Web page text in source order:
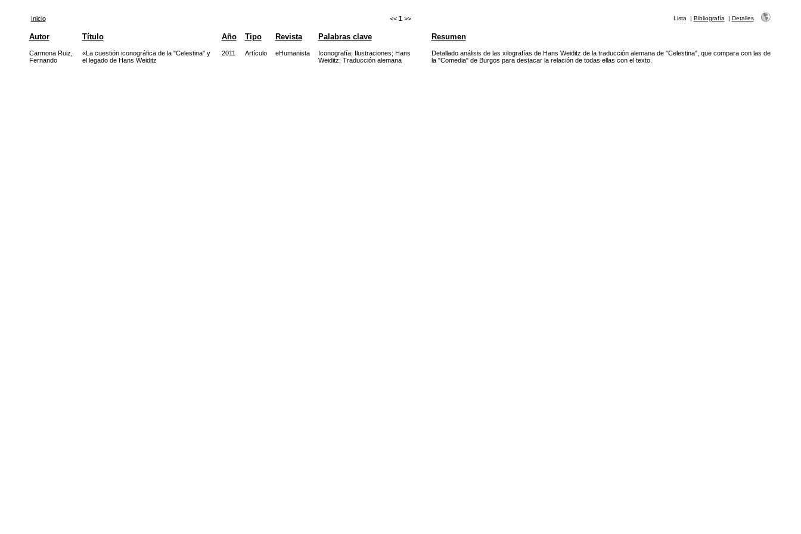
Inicio << 1 >> Lista | Bibliografía | Detalles
Autor Título Año Tipo Revista Palabras clave Resumen
Carmona Ruiz,
Fernando
«La cuestión iconográfica de la "Celestina" y
el legado de Hans Weiditz
2011 Artículo eHumanista Iconografía; Ilustraciones; Hans
Weiditz; Traducción alemana
Detallado análisis de las xilografías de Hans Weiditz de la traducción alemana de "Celestina", que compara con las de
la "Comedia" de Burgos para destacar la relación de todas ellas con el texto.